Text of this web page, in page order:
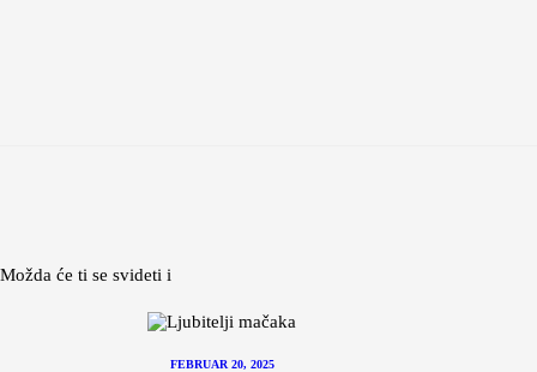
Možda će ti se svideti i
FEBRUAR 20, 2025